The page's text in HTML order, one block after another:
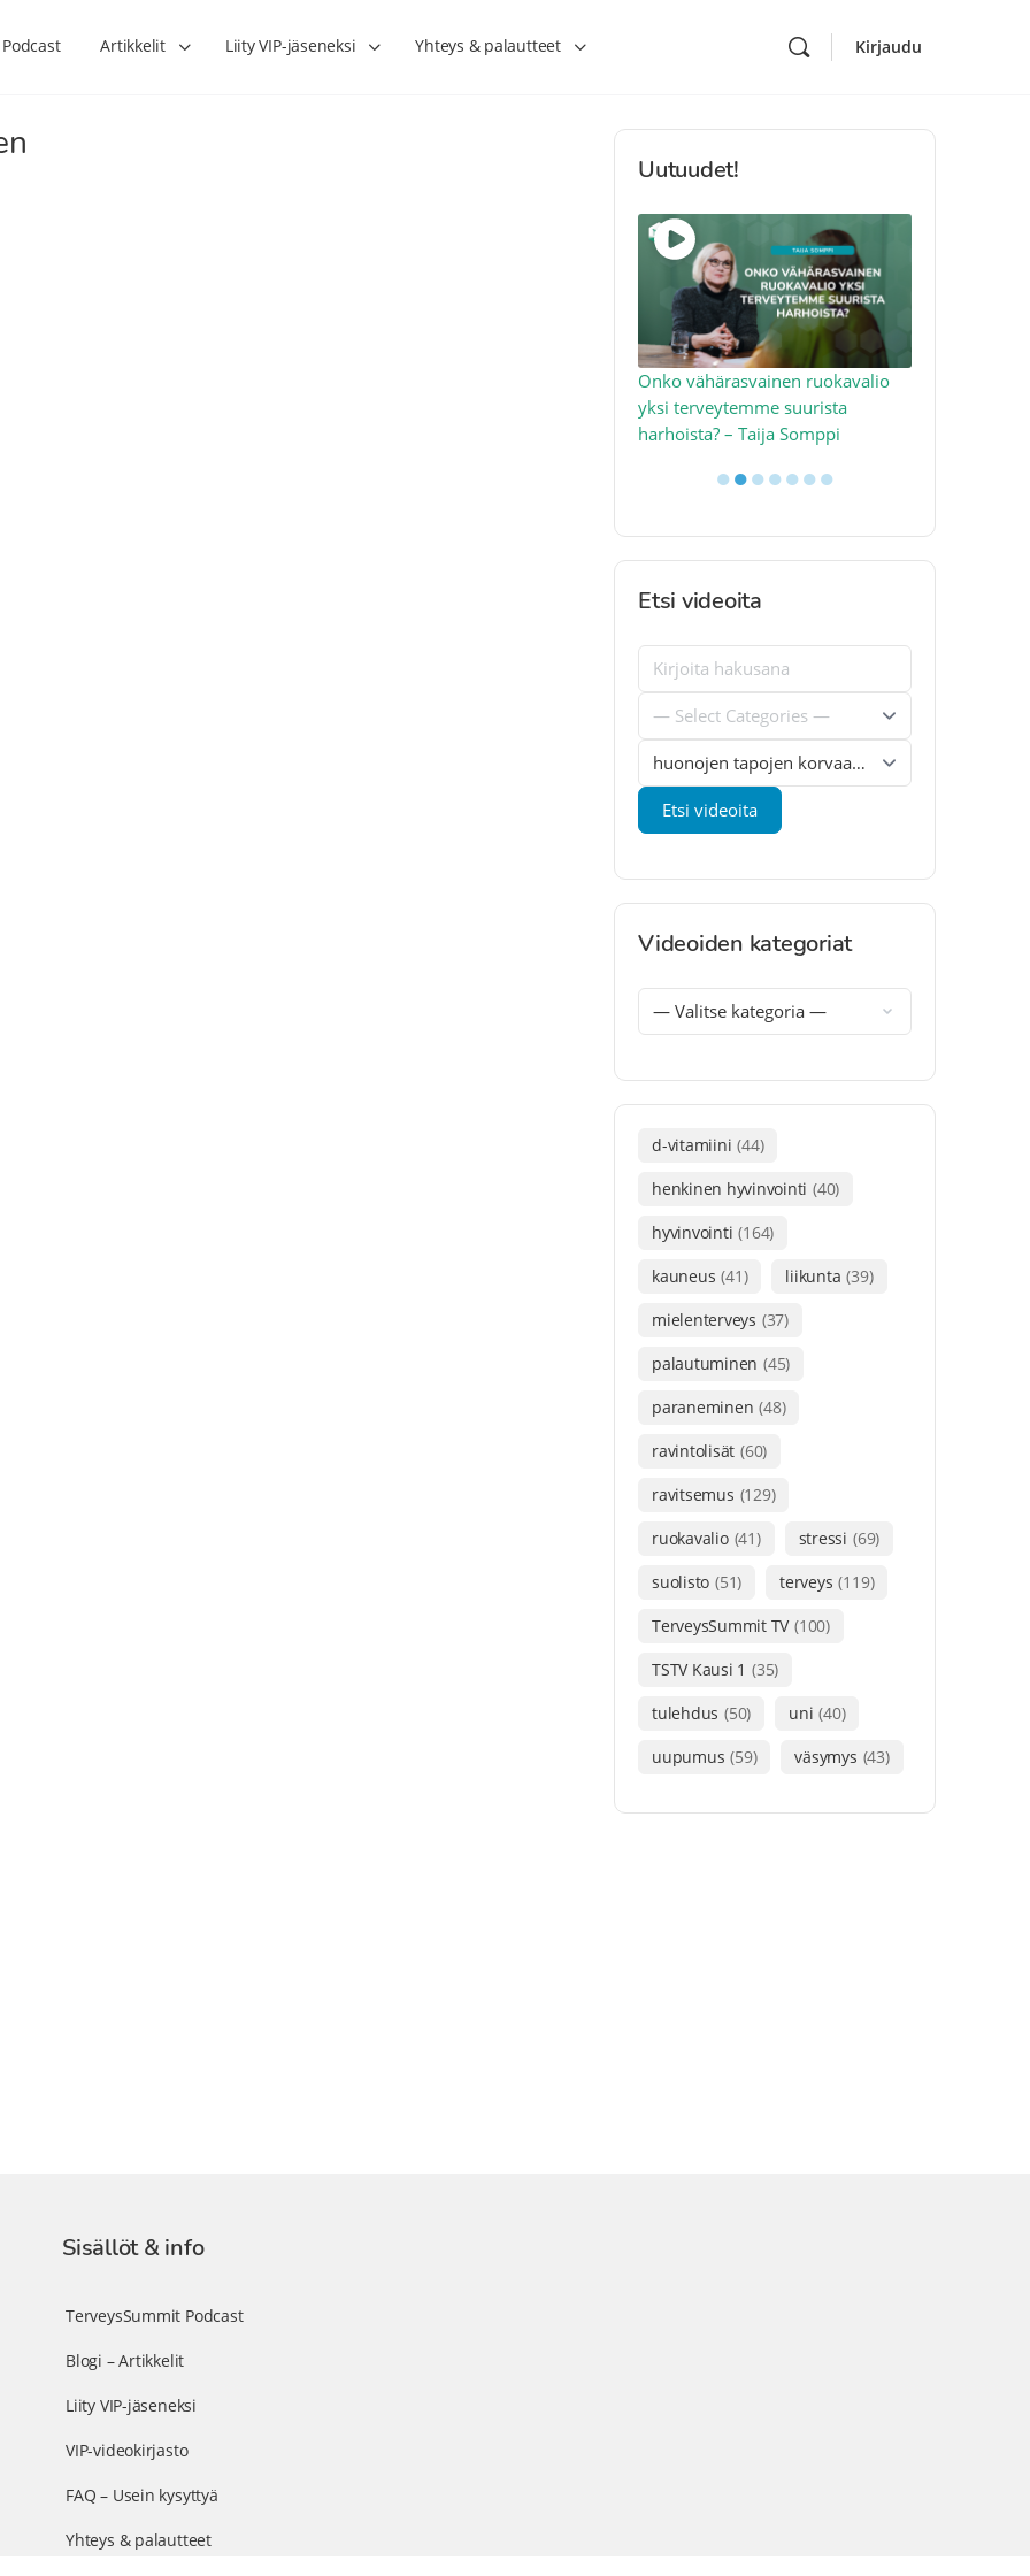
Podcast Artikkelit Liity VIP-jäseneksi Yhteys & palautteet Kirjaudu
Uutuudet!
Onko vähärasvainen ruokavalio
yksi terveytemme suurista
harhoista? – Taija Somppi
●●●●●●●
Etsi videoita
Videoiden kategoriat
d-vitamiini (44)
henkinen hyvinvointi (40)
hyvinvointi (164)
kauneus (41) liikunta (39)
mielenterveys (37)
palautuminen (45)
paraneminen (48)
ravintolisät (60)
ravitsemus (129)
ruokavalio (41) stressi (69)
suolisto (51) terveys (119)
TerveysSummit TV (100)
TSTV Kausi 1 (35)
tulehdus (50) uni (40)
uupumus (59) väsymys (43)
Sisällöt & info
TerveysSummit Podcast
Blogi – Artikkelit
Liity VIP-jäseneksi
VIP-videokirjasto
FAQ – Usein kysyttyä
Yhteys & palautteet